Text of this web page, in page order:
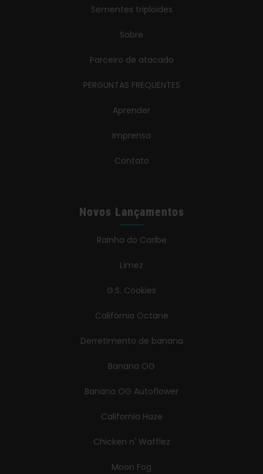
Sementes triploides
Sobre
Parceiro de atacado
PERGUNTAS FREQUENTES
Aprender
Imprensa
Contato
Novos Lançamentos
Rainha do Caribe
Limez
G.S. Cookies
Califórnia Octane
Derretimento de banana
Banana OG
Banana OG Autoflower
California Haze
Chicken n' Wafflez
Moon Fog